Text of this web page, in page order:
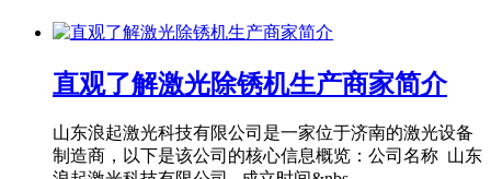
直观了解激光除锈机生产商家简介
山东浪起激光科技有限公司是一家位于济南的激光设备
制造商，以下是该公司的核心信息概览：公司名称 山东